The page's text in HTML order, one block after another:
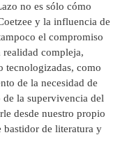
no es sólo cómo
y la influencia de
el compromiso
compleja,
tecnologizadas, como
de la necesidad de
la supervivencia del
desde nuestro propio
bastidor de literatura y